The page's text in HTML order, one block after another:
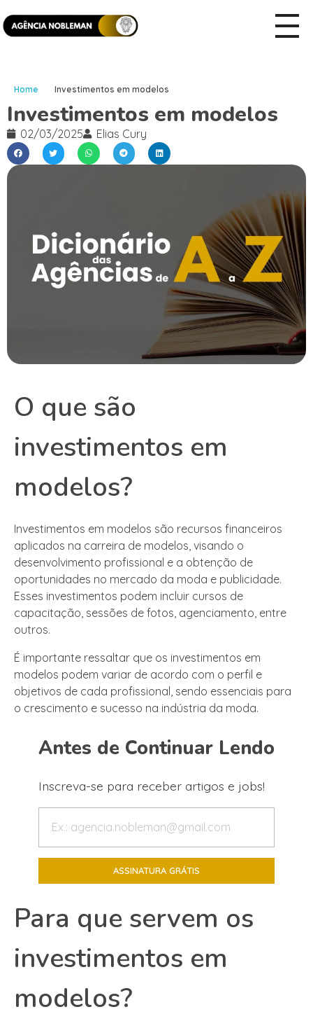
Home Investimentos em modelos
Investimentos em modelos
02/03/2025 Elias Cury
O que são
investimentos em
modelos?
Investimentos em modelos são recursos financeiros
aplicados na carreira de modelos, visando o
desenvolvimento profissional e a obtenção de
oportunidades no mercado da moda e publicidade.
Esses investimentos podem incluir cursos de
capacitação, sessões de fotos, agenciamento, entre
outros.
É importante ressaltar que os investimentos em
modelos podem variar de acordo com o perfil e
objetivos de cada profissional, sendo essenciais para
o crescimento e sucesso na indústria da moda.
Antes de Continuar Lendo
Inscreva-se para receber artigos e jobs!
Para que servem os
investimentos em
modelos?